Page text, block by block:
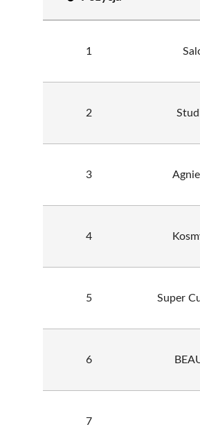
1
2
3
4
5 Super
6
7